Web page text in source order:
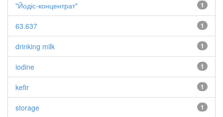
1
"Йодіс-концентрат"
1
63.637
1
drinking milk
1
iodine
1
kefir
1
storage